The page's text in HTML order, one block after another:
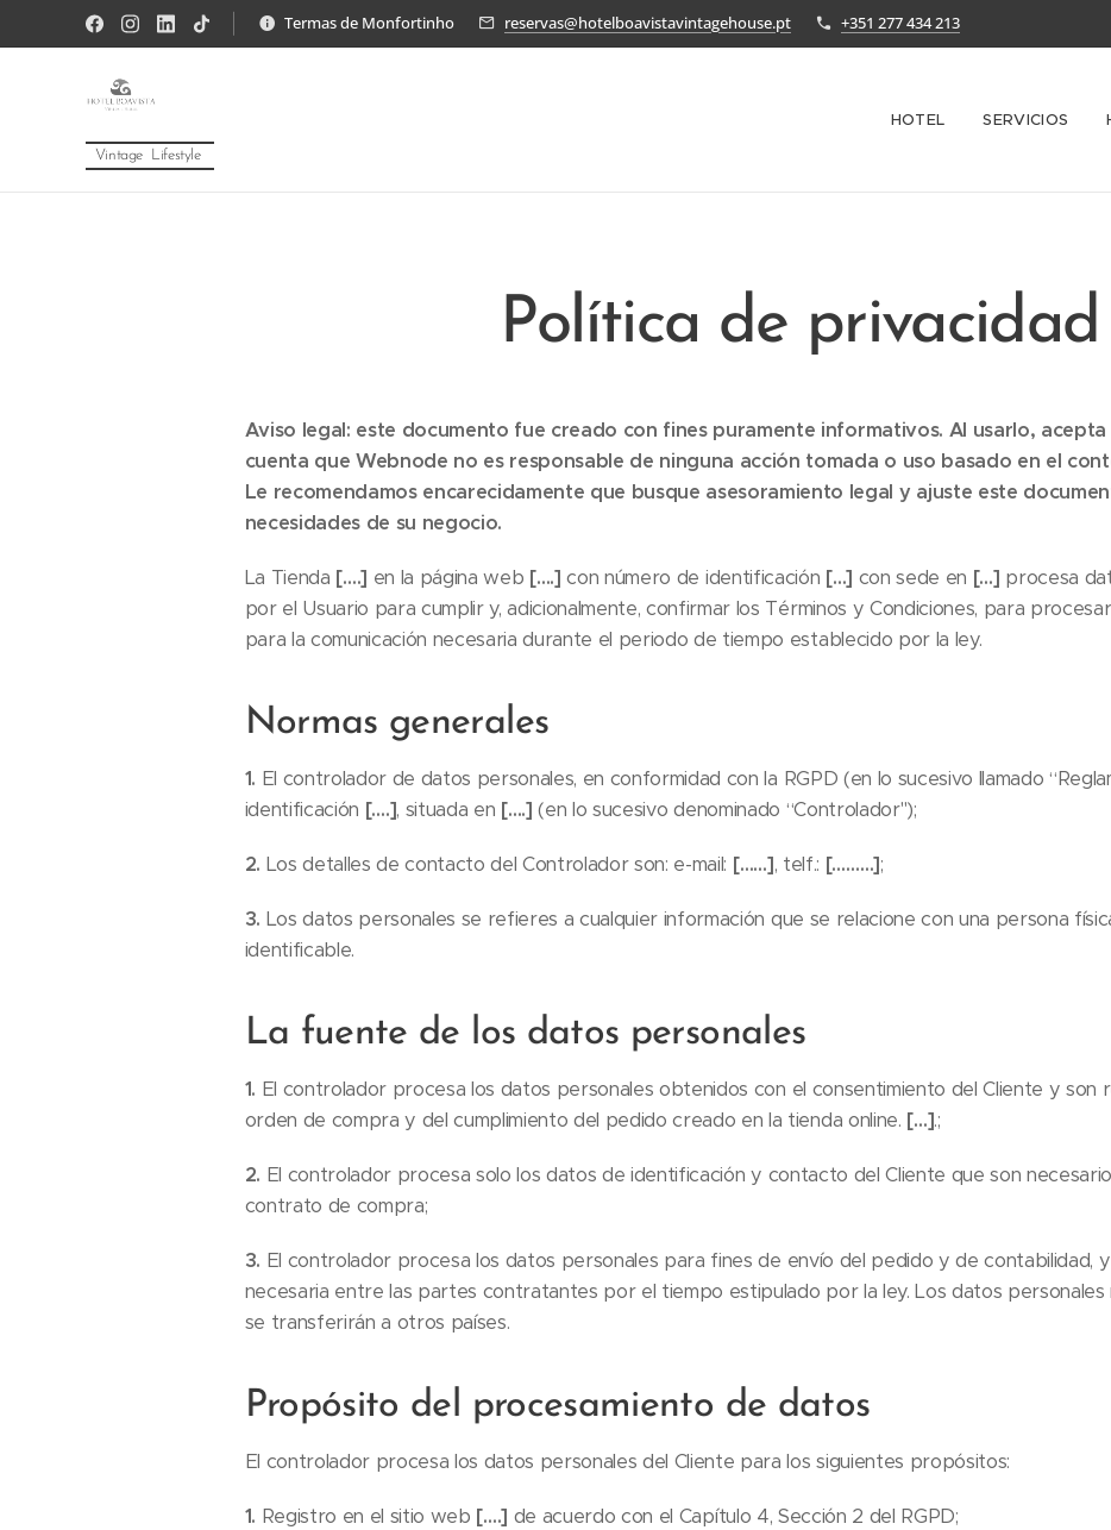
Termas de Monfortinho reservas@hotelboavistavintagehouse.pt +351 277 434 213
Vintage Lifestyle
HOTEL SERVICIOS
Política de privacidad
Aviso legal: este documento fue creado con fines puramente informativos. Al usarlo,
cuenta que Webnode no es responsable de ninguna acción tomada o uso basado en el
Le recomendamos encarecidamente que busque asesoramiento legal y ajuste este
necesidades de su negocio.
La Tienda [….] en la página web [….] con número de identificación […] con sede en […] procesa
por el Usuario para cumplir y, adicionalmente, confirmar los Términos y Condiciones, para
para la comunicación necesaria durante el periodo de tiempo establecido por la ley.
Normas generales
1. El controlador de datos personales, en conformidad con la RGPD (en lo sucesivo llamado
identificación [….], situada en [….] (en lo sucesivo denominado “Controlador");
2. Los detalles de contacto del Controlador son: e-mail: [……], telf.: [………];
3. Los datos personales se refieres a cualquier información que se relacione con una persona
identificable.
La fuente de los datos personales
1. El controlador procesa los datos personales obtenidos con el consentimiento del Cliente y son
orden de compra y del cumplimiento del pedido creado en la tienda online. […].;
2. El controlador procesa solo los datos de identificación y contacto del Cliente que son
contrato de compra;
3. El controlador procesa los datos personales para fines de envío del pedido y de contabilidad,
necesaria entre las partes contratantes por el tiempo estipulado por la ley. Los datos personales
se transferirán a otros países.
Propósito del procesamiento de datos
El controlador procesa los datos personales del Cliente para los siguientes propósitos:
1. Registro en el sitio web [….] de acuerdo con el Capítulo 4, Sección 2 del RGPD;